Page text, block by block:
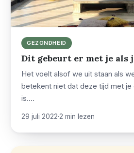
GEZONDHEID
Dit gebeurt er met je als
Het voelt alsof we uit staan als
betekent niet dat deze tijd met je
is.…
29 juli 2022·2 min lezen